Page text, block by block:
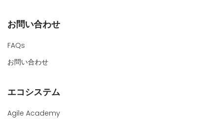
お問い合わせ
FAQs
お問い合わせ
エコシステム
Agile Academy